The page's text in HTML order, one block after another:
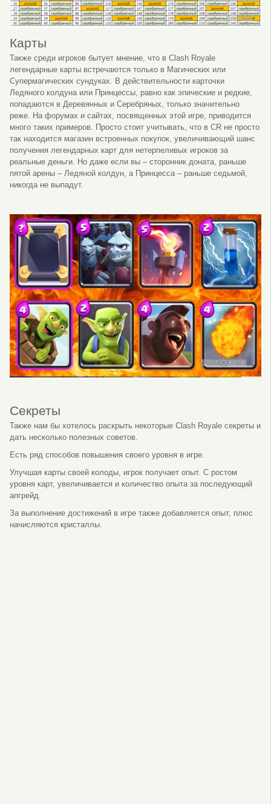
Карты
Также среди игроков бытует мнение, что в Clash Royale
легендарные карты встречаются только в Магических или
Супермагических сундуках. В действительности карточки
Ледяного колдуна или Принцессы, равно как эпические и редкие,
попадаются в Деревянных и Серебряных, только значительно
реже. На форумах и сайтах, посвященных этой игре, приводится
много таких примеров. Просто стоит учитывать, что в CR не просто
так находится магазин встроенных покупок, увеличивающий шанс
получения легендарных карт для нетерпеливых игроков за
реальные деньги. Но даже если вы – сторонник доната, раньше
пятой арены – Ледяной колдун, а Принцесса – раньше седьмой,
никогда не выпадут.
Секреты
Также нам бы хотелось раскрыть некоторые Clash Royale секреты и
дать несколько полезных советов.
Есть ряд способов повышения своего уровня в игре.
Улучшая карты своей колоды, игрок получает опыт. С ростом
уровня карт, увеличивается и количество опыта за последующий
апгрейд.
За выполнение достижений в игре также добавляется опыт, плюс
начисляются кристаллы.